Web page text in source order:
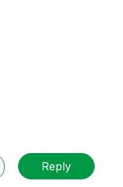
Reply